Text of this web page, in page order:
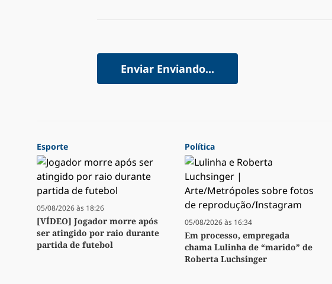
Enviar Enviando...
Esporte
05/08/2026 às 18:26
[VÍDEO] Jogador morre após
ser atingido por raio durante
partida de futebol
Política
05/08/2026 às 16:34
Em processo, empregada
chama Lulinha de “marido” de
Roberta Luchsinger